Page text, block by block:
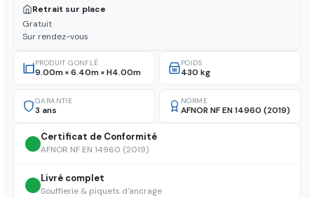
Retrait sur place
Gratuit
Sur rendez-vous
PRODUIT GONFLÉ
9.00m × 6.40m × H4.00m
POIDS
430 kg
GARANTIE
3 ans
NORME
AFNOR NF EN 14960 (2019)
Certificat de Conformité
AFNOR NF EN 14960 (2019)
Livré complet
Soufflerie & piquets d'ancrage